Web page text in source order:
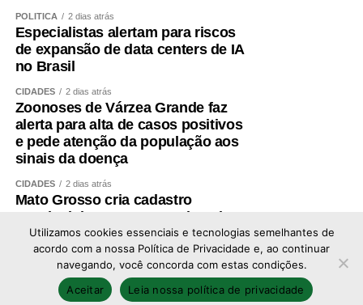
POLÍTICA 2 dias atrás
Especialistas alertam para riscos
de expansão de data centers de IA
no Brasil
CIDADES 2 dias atrás
Zoonoses de Várzea Grande faz
alerta para alta de casos positivos
e pede atenção da população aos
sinais da doença
CIDADES 2 dias atrás
Mato Grosso cria cadastro
estadual de pessoas condenadas
por crime de estupro
Copyright © 2026 - Todos os direitos reservados ao
portal Afolhanews
Utilizamos cookies essenciais e tecnologias semelhantes de
acordo com a nossa Política de Privacidade e, ao continuar
navegando, você concorda com estas condições.
Aceitar
Leia nossa política de privacidade